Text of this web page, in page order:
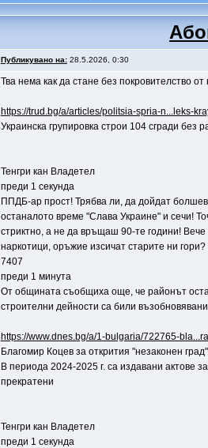
Публикувано на:28.5.2026, 0:30
Тва нема как да стане без покровителство
https://trud.bg/a/articles/politsia-spria-n...leks-
Украинска групировка строи 104 сгради без
Тенгри кан Владетел
преди 1 секунда
ППДБ-ар прост! Трябва ли, да дойдат
останалото време "Слава Украине" и сечи!
стриктно, а не да връщаш 90-те години!
наркотици, оръжие изсичат старите ни
7407
преди 1 минута
От общината съобщиха още, че районът
строителни дейности са били
https://www.dnes.bg/a/1-bulgaria/722765-
Благомир Коцев за открития "незаконен
В периода 2024-2025 г. са издавани актове
прекратени
Тенгри кан Владетел
преди 1 секунда